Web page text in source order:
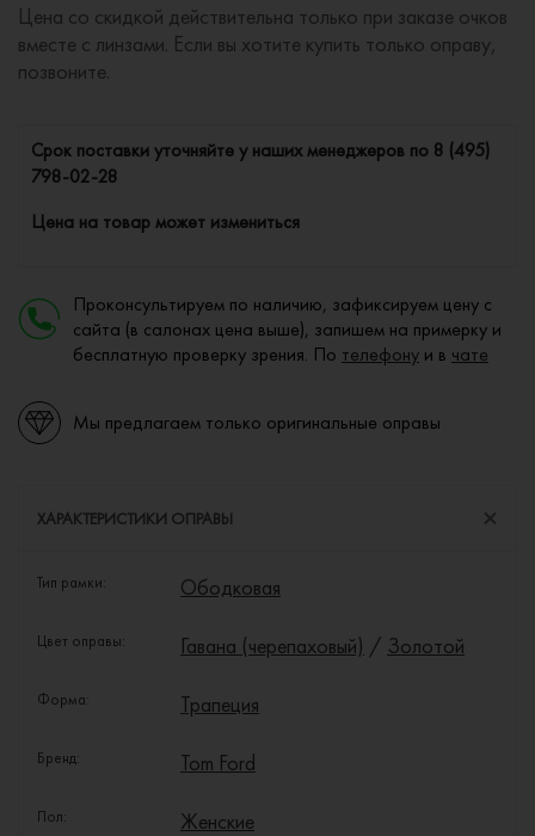
Цена со скидкой действительна только при заказе очков
вместе с линзами. Если вы хотите купить только оправу,
позвоните.
Cрок поставки уточняйте у наших менеджеров по 8 (495)
798-02-28
Цена на товар может измениться
Проконсультируем по наличию, зафиксируем цену с
сайта (в салонах цена выше), запишем на примерку и
бесплатную проверку зрения. По телефону и в чате
Мы предлагаем только оригинальные оправы
ХАРАКТЕРИСТИКИ ОПРАВЫ
Тип рамки: Ободковая
Цвет оправы: Гавана (черепаховый) / Золотой
Форма: Трапеция
Бренд: Tom Ford
Пол: Женские